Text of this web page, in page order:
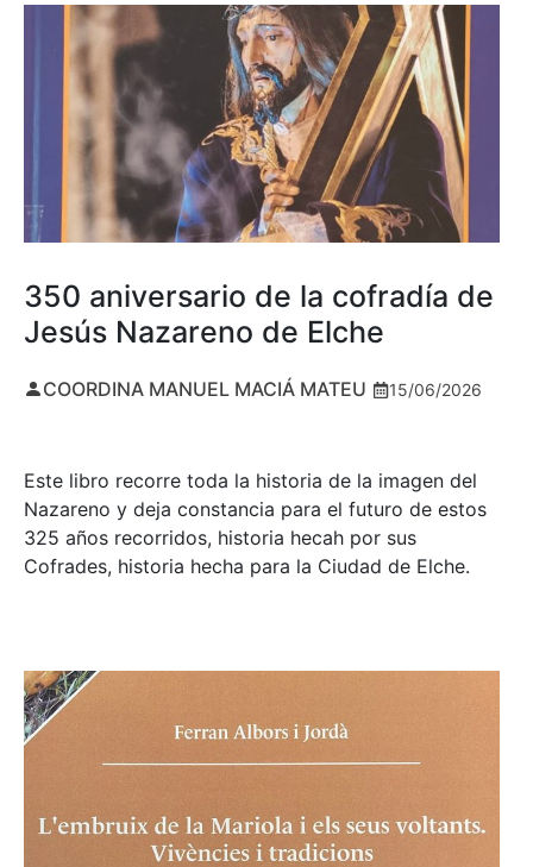
350 aniversario de la cofradía de
Jesús Nazareno de Elche
COORDINA MANUEL MACIÁ MATEU 15/06/2026
Este libro recorre toda la historia de la imagen del
Nazareno y deja constancia para el futuro de estos
325 años recorridos, historia hecah por sus
Cofrades, historia hecha para la Ciudad de Elche.